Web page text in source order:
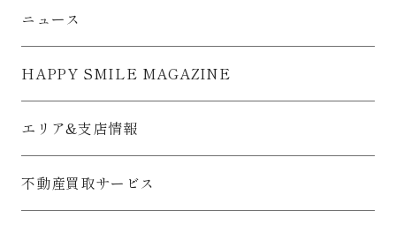
いたします。
4) 1)～2)に係る各種セミナー・イベントのご案内のために利用
5) 上記1)～4)の利用目的を達成するために、郵便、電話、電子
メール等による連絡をおこなう場合に利用いたします。
囲内でのお客様情報の第三者への提供のために利用いたしま
全面施行される以前より保有するお客様情報に関しましても、
ニュース
HAPPY SMILE MAGAZINE
エリア&支店情報
不動産買取サービス